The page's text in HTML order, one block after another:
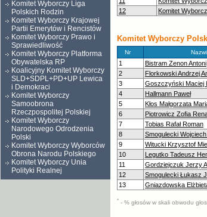
12
Komitet
Komitet Wyborczy
Nr
1 Bistram Zenon Antoni
2
Florkowski Andrzej
3
Goszczyński Maciej
4
Hallmann Paweł
5
Kłos Małgorzata
6
Piotrowicz Zofia
7
Tobias Rafał Roman
8
Smogulecki
9
Witucki Krzysztof
10
Legutko Tadeusz
11
Gordziejczuk Jerzy
12
Smogulecki Łukasz
13
Gniazdowska
* - % głosów w skali obwodu
Komitet Wyborczy Liga
Polskich Rodzin
Komitet Wyborczy Krajowej
Partii Emerytów i Rencistów
Komitet Wyborczy Prawo i
Sprawiedliwość
Komitet Wyborczy Platforma
Obywatelska RP
Koalicyjny Komitet Wyborczy
SLD+SDPL+PD+UP Lewica
i Demokraci
Komitet Wyborczy
Samoobrona
Rzeczpospolitej Polskiej
Komitet Wyborczy
Narodowego Odrodzenia
Polski
Komitet Wyborczy Wyborców
Obrona Narodu Polskiego
Komitet Wyborczy Unia
Polityki Realnej